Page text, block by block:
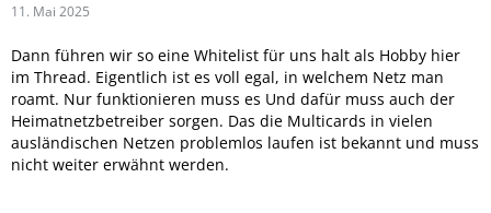
11. Mai 2025
Dann führen wir so eine Whitelist für uns halt als Hobby hier
im Thread. Eigentlich ist es voll egal, in welchem Netz man
roamt. Nur funktionieren muss es Und dafür muss auch der
Heimatnetzbetreiber sorgen. Das die Multicards in vielen
ausländischen Netzen problemlos laufen ist bekannt und muss
nicht weiter erwähnt werden.